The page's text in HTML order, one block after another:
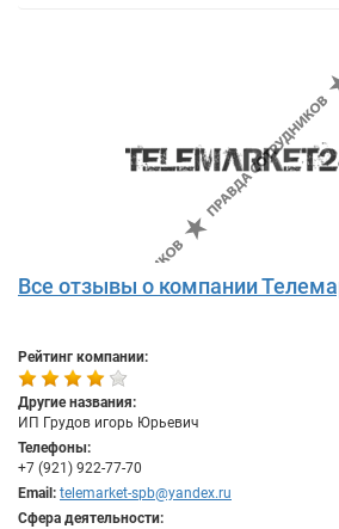
Все отзывы о компании
Рейтинг компании:
Другие названия:
ИП Грудов игорь Юрьевич
Телефоны:
+7 (921) 922-77-70
Email: telemarket-spb@yandex.ru
Сфера деятельности: